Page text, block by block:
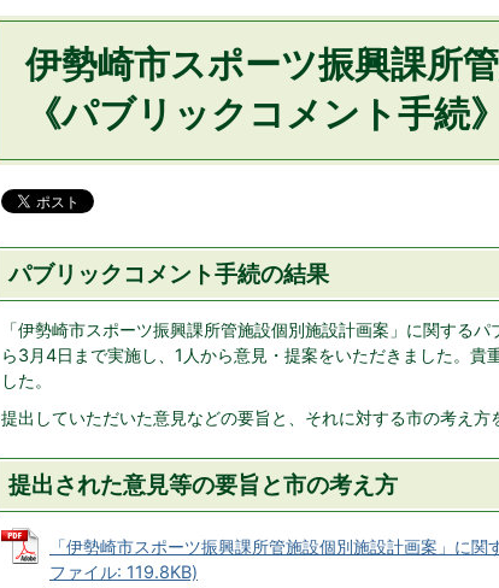
伊勢崎市スポーツ振興課所
《パブリックコメント手続》
パブリックコメント手続の結果
「伊勢崎市スポーツ振興課所管施設個別施設計画案」に関する
ら3月4日まで実施し、1人から意見・提案をいただきました。貴
した。
提出していただいた意見などの要旨と、それに対する市の考え方
提出された意見等の要旨と市の考え方
「伊勢崎市スポーツ振興課所管施設個別施設計画案」に
ファイル: 119.8KB)